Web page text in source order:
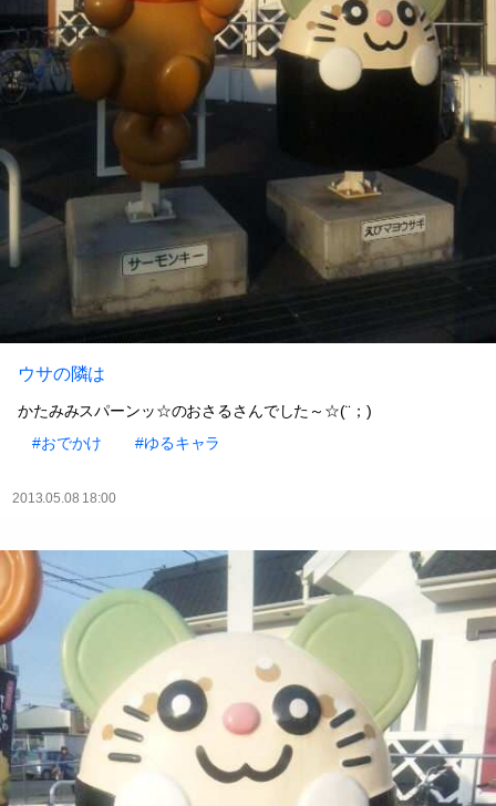
ウサの隣は
かたみみスパーンッ☆のおさるさんでした～☆(¨；)
#おでかけ
#ゆるキャラ
2013.05.08 18:00